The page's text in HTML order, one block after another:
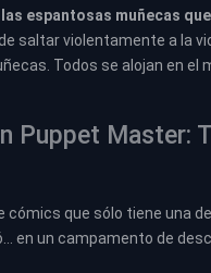
espantosas muñecas
saltar violentamente a la
Todos se alojan en el
Puppet Master:
que sólo tiene una
en un campamento de